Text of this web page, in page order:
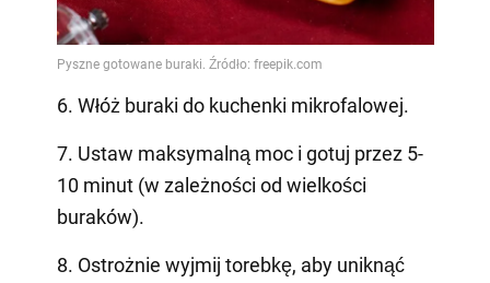
6. Włóż buraki do kuchenki mikrofalowej.
7. Ustaw maksymalną moc i gotuj przez 5-
10 minut (w zależności od wielkości
buraków).
8. Ostrożnie wyjmij torebkę, aby uniknąć